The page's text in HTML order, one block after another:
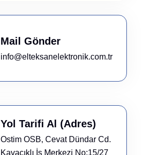
Mail Gönder
info@elteksanelektronik.com.tr
Yol Tarifi Al (Adres)
Ostim OSB, Cevat Dündar Cd.
Kavacıklı İş Merkezi No:15/27